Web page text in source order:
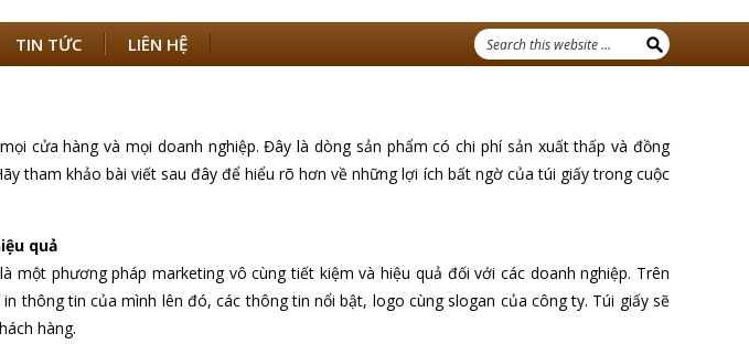
TIN TỨC LIÊN HỆ
cửa hàng và mọi doanh nghiệp. Đây là dòng sản phẩm có chi phí sản xuất thấp và đồng
tham khảo bài viết sau đây để hiểu rõ hơn về những lợi ích bất ngờ của túi giấy trong cuộc
quả
một phương pháp marketing vô cùng tiết kiệm và hiệu quả đối với các doanh nghiệp. Trên
thông tin của mình lên đó, các thông tin nổi bật, logo cùng slogan của công ty. Túi giấy sẽ
hàng.